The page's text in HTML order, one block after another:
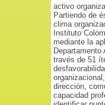
activo
Partiendo de
clima
Instituto
mediante la
través de 51
dirección,
capacidad